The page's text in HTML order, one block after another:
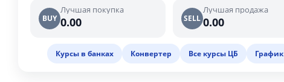
BUY
Лучшая покупка
0.00 SELL
Лучшая продажа
0.00
Курсы в банках Конвертер Все курсы ЦБ График